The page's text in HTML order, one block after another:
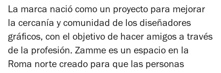
La marca nació como un proyecto para mejorar
la cercanía y comunidad de los diseñadores
gráficos, con el objetivo de hacer amigos a través
de la profesión. Zamme es un espacio en la
Roma norte creado para que las personas